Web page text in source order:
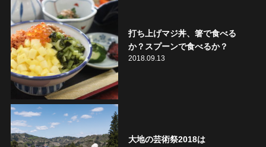
打ち上げマジ丼、箸で食べる
か？スプーンで食べるか？
2018.09.13
大地の芸術祭2018は